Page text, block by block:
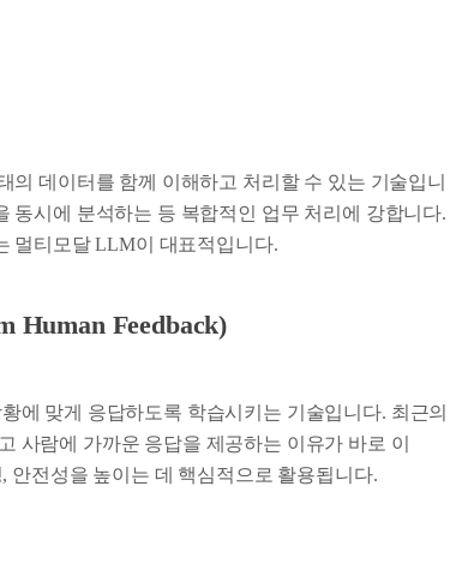
의 데이터를 함께 이해하고 처리할 수 있는 기술입니
동시에 분석하는 등 복합적인 업무 처리에 강합니다.
멀티모달 LLM이 대표적입니다.
Human Feedback)
에 맞게 응답하도록 학습시키는 기술입니다. 최근의
사람에 가까운 응답을 제공하는 이유가 바로 이
안전성을 높이는 데 핵심적으로 활용됩니다.